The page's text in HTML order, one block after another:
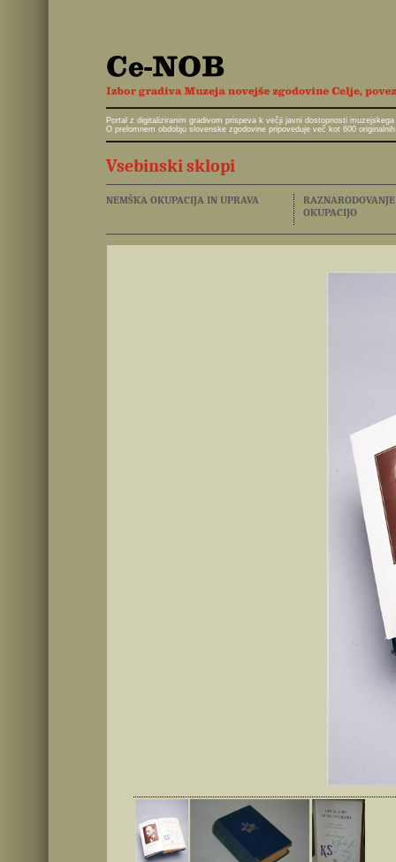
Portal z digitaliziranim gradivom prispeva k večji javni dostopnosti
O prelomnem obdobju slovenske zgodovine pripoveduje več kot 600
Vsebinski sklopi
NEMŠKA OKUPACIJA IN UPRAVA
OKUPACIJO